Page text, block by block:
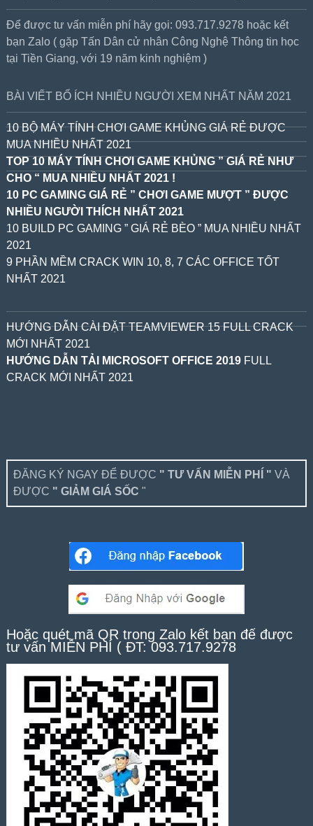
Để được tư vấn miễn phí hãy gọi: 093.717.9278 hoặc kết
bạn Zalo ( gặp Tấn Dân cử nhân Công Nghệ Thông tin học
tại Tiền Giang, với 19 năm kinh nghiệm )
BÀI VIẾT BỔ ÍCH NHIỀU NGƯỜI XEM NHẤT NĂM 2021
10 BỘ MÁY TÍNH CHƠI GAME KHỦNG GIÁ RẺ ĐƯỢC
MUA NHIỀU NHẤT 2021
TOP 10 MÁY TÍNH CHƠI GAME KHỦNG ” GIÁ RẺ NHƯ
CHO “ MUA NHIỀU NHẤT 2021 !
10 PC GAMING GIÁ RẺ ” CHƠI GAME MƯỢT ” ĐƯỢC
NHIỀU NGƯỜI THÍCH NHẤT 2021
10 BUILD PC GAMING ” GIÁ RẺ BÈO ” MUA NHIỀU NHẤT
2021
9 PHẦN MỀM CRACK WIN 10, 8, 7 CÁC OFFICE TỐT
NHẤT 2021
HƯỚNG DẪN CÀI ĐẶT TEAMVIEWER 15 FULL CRACK
MỚI NHẤT 2021
HƯỚNG DẪN TẢI MICROSOFT OFFICE 2019FULL
CRACK MỚI NHẤT 2021
ĐĂNG KÝ NGAY ĐỂ ĐƯỢC " TƯ VẤN MIỄN PHÍ " VÀ
ĐƯỢC " GIẢM GIÁ SỐC "
Hoặc quét mã QR trong Zalo kết bạn để được
tư vấn MIỄN PHÍ ( ĐT: 093.717.9278